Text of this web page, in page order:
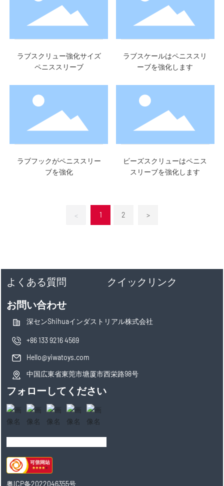
ラブスクリュー強化サイズ
ペニススリーブ
ラブスケールはペニススリ
ーブを強化します
ラブフックがペニススリー
ブを強化
ビーズスクリューはペニス
スリーブを強化します
< 1 2 >
よくある質問
クイックリンク
お問い合わせ
深センShihuaインダストリアル株式会社
+86 133 9216 4569
Hello@yiwatoys.com
中国広東省東莞市塘厦市西栄路98号
フォローしてください
粤ICP备2022046355号